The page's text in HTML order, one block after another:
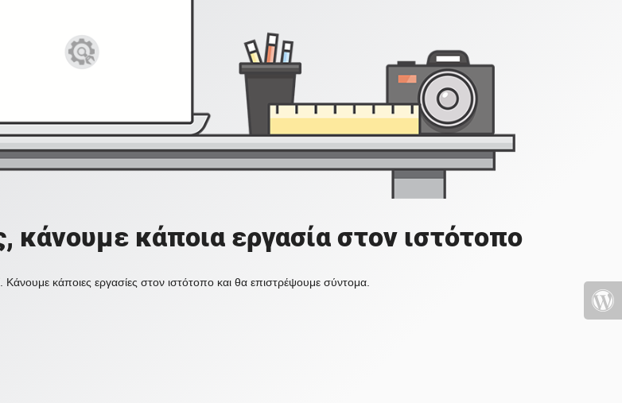
κάποια εργασία στον ιστότοπο
Κάνουμε κάποιες εργασίες στον ιστότοπο και θα επιστρέψουμε σύντομα.